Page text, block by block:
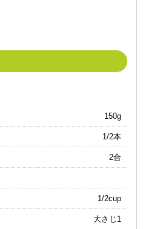
150g
1/2本
2合
1/2cup
大さじ1